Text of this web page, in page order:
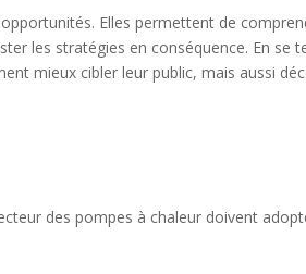
Elles permettent de
les stratégies en conséquence. En
mieux cibler leur public, mais aussi
des pompes à chaleur doivent